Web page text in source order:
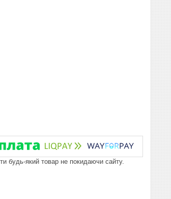
будь-який товар не покидаючи сайту.